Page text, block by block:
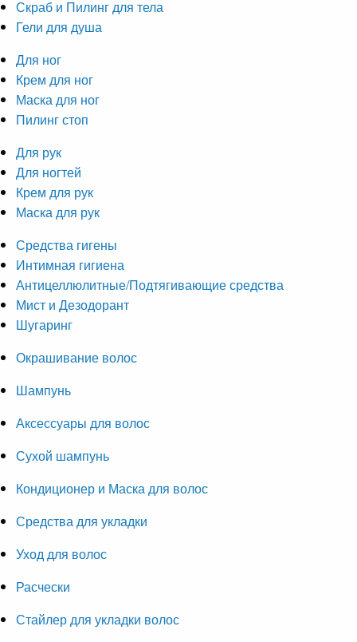
Скраб и Пилинг для тела
Гели для душа
Для ног
Крем для ног
Маска для ног
Пилинг стоп
Для рук
Для ногтей
Крем для рук
Маска для рук
Средства гигены
Интимная гигиена
Антицеллюлитные/Подтягивающие средства
Мист и Дезодорант
Шугаринг
Окрашивание волос
Шампунь
Аксессуары для волос
Сухой шампунь
Кондиционер и Маска для волос
Средства для укладки
Уход для волос
Расчески
Стайлер для укладки волос